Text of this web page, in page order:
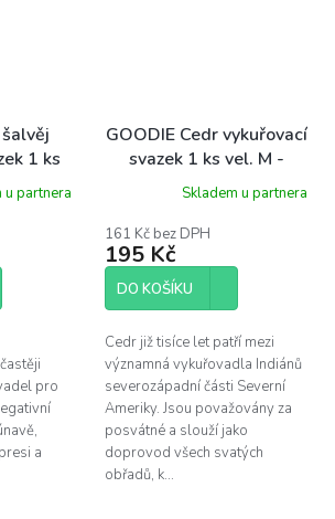
1 ks
sage
u partnera
pro
a
GOODIE Cedr vykuřovací
svazek 1 ks vel. M -
Cedar Rod smudge stick
Skladem u partnera
161 Kč bez DPH
195 Kč
DO KOŠÍKU
Cedr již tisíce let patří mezi
významná vykuřovadla Indiánů
severozápadní části Severní
Ameriky. Jsou považovány za
posvátné a slouží jako
doprovod všech svatých
obřadů, k...